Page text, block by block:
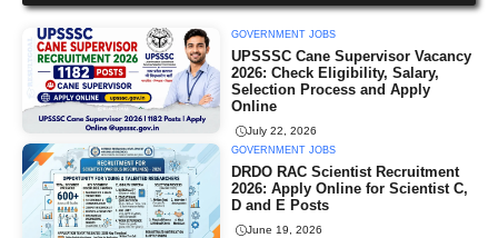
GOVERNMENT JOBS
UPSSSC Cane Supervisor Vacancy
2026: Check Eligibility, Salary,
Selection Process and Apply
Online
July 22, 2026
GOVERNMENT JOBS
DRDO RAC Scientist Recruitment
2026: Apply Online for Scientist C,
D and E Posts
June 19, 2026